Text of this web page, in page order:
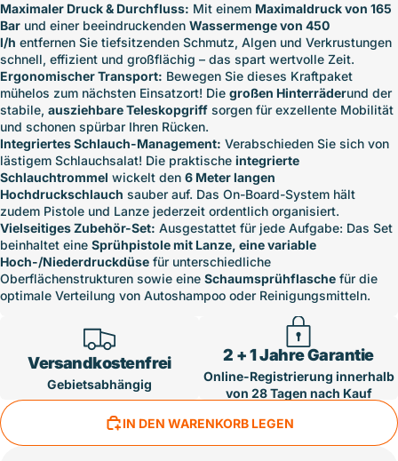
Maximaler Druck & Durchfluss: Mit einem Maximaldruck von 165
Bar und einer beeindruckenden Wassermenge von 450
l/h entfernen Sie tiefsitzenden Schmutz, Algen und Verkrustungen
schnell, effizient und großflächig – das spart wertvolle Zeit.
Ergonomischer Transport: Bewegen Sie dieses Kraftpaket
mühelos zum nächsten Einsatzort! Die großen Hinterräderund der
stabile, ausziehbare Teleskopgriff sorgen für exzellente Mobilität
und schonen spürbar Ihren Rücken.
Integriertes Schlauch-Management: Verabschieden Sie sich von
lästigem Schlauchsalat! Die praktische integrierte
Schlauchtrommel wickelt den 6 Meter langen
Hochdruckschlauch sauber auf. Das On-Board-System hält
zudem Pistole und Lanze jederzeit ordentlich organisiert.
Vielseitiges Zubehör-Set: Ausgestattet für jede Aufgabe: Das Set
beinhaltet eine Sprühpistole mit Lanze, eine variable
Hoch-/Niederdruckdüse für unterschiedliche
Oberflächenstrukturen sowie eine Schaumsprühflasche für die
optimale Verteilung von Autoshampoo oder Reinigungsmitteln.
Versandkostenfrei
Gebietsabhängig
2 + 1 Jahre Garantie
Online-Registrierung innerhalb
von 28 Tagen nach Kauf
IN DEN WARENKORB LEGEN